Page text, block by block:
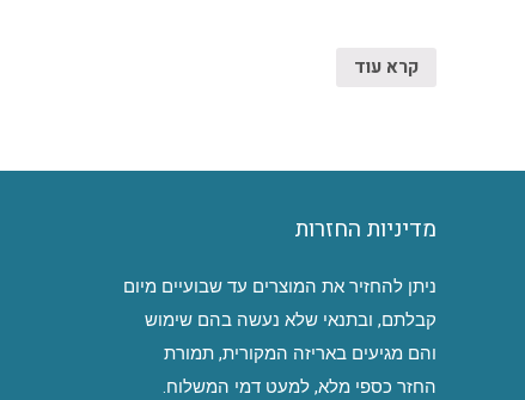
קרא עוד
מדיניות החזרות
ניתן להחזיר את המוצרים עד שבועיים מיום
קבלתם, ובתנאי שלא נעשה בהם שימוש
והם מגיעים באריזה המקורית, תמורת
החזר כספי מלא, למעט דמי המשלוח.